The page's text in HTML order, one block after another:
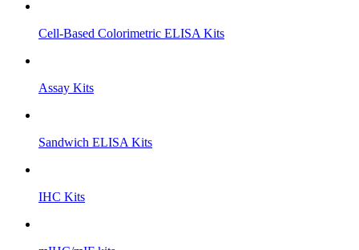
Cell-Based Colorimetric ELISA Kits
Assay Kits
Sandwich ELISA Kits
IHC Kits